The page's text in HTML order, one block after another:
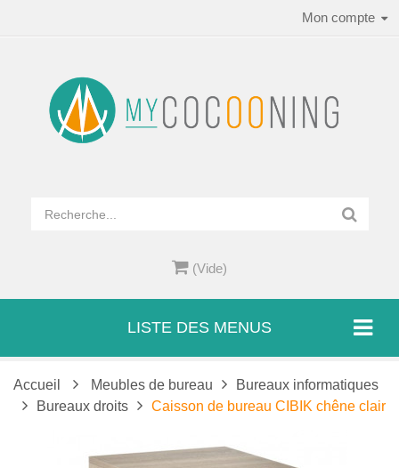
Mon compte
(Vide)
LISTE DES MENUS
Accueil Meubles de bureau
Bureaux informatiques
Bureaux droits
Caisson de bureau CIBIK chêne clair